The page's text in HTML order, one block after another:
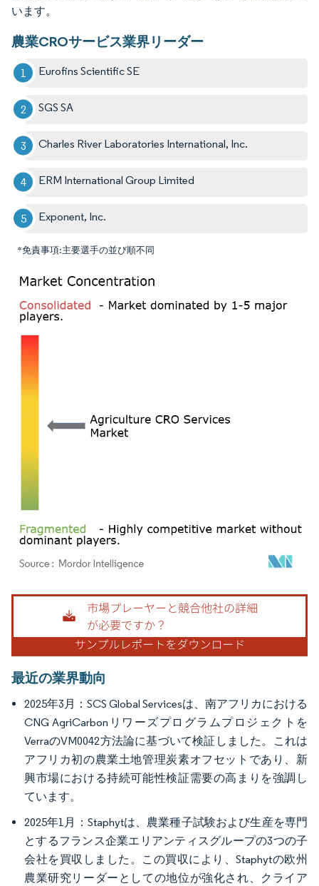
います。
農業CROサービス業界リーダー
Eurofins Scientific SE
SGS SA
Charles River Laboratories International, Inc.
ERM International Group Limited
Exponent, Inc.
*免責事項:主要選手の並び順不同
画像 © Mordor Intelligence。再利用にはCC BY 4.0の表示が必要です。
最近の業界動向
2025年3月：SCS Global Servicesは、南アフリカにおける
CNG AgriCarbonリワーズプログラムプロジェクトを
VerraのVM0042方法論に基づいて検証しました。これは
アフリカ初の農業土地管理炭素オフセットであり、新
興市場における持続可能性検証需要の高まりを強調し
ています。
2025年1月：Staphytは、農業種子試験および生産を専門
とするフランス企業エリアンティスグループの3つの子
会社を買収しました。この買収により、Staphytの欧州
農業研究リーダーとしての地位が強化され、クライア